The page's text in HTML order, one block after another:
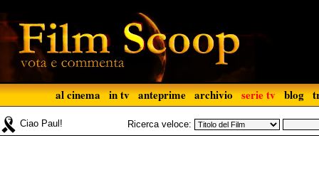
al cinema in tv anteprime archivio serie tv blog
Ciao Paul! Ricerca veloce: